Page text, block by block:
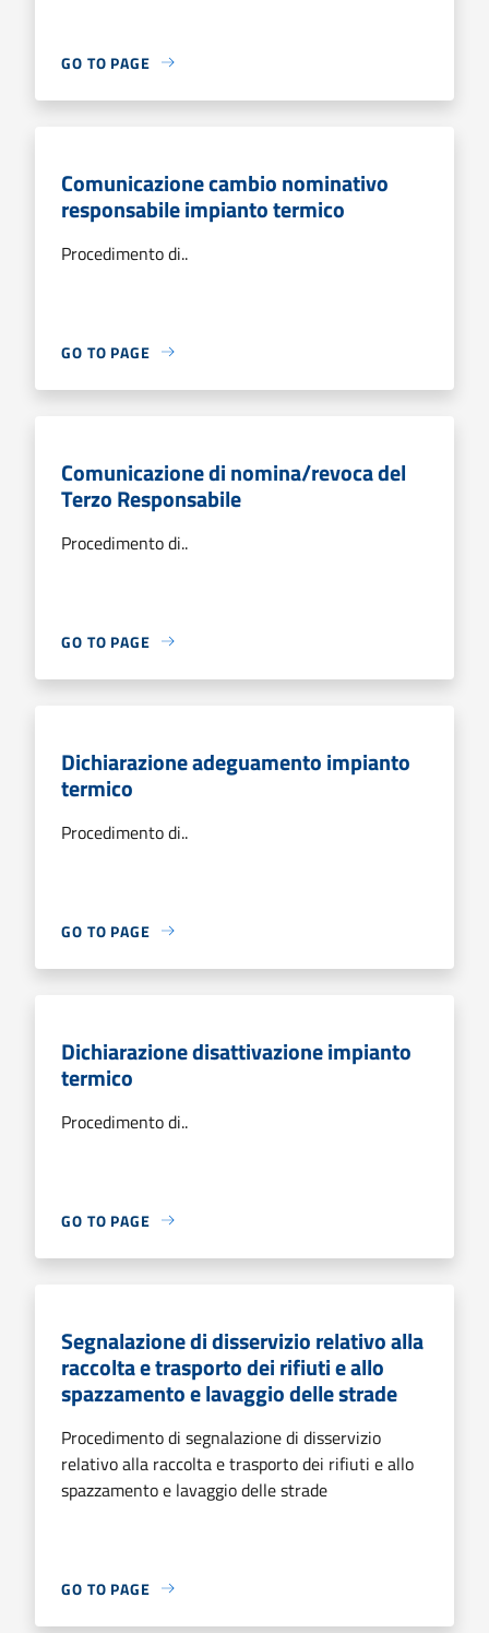
GO TO PAGE
Comunicazione cambio nominativo
responsabile impianto termico
Procedimento di..
GO TO PAGE
Comunicazione di nomina/revoca del
Terzo Responsabile
Procedimento di..
GO TO PAGE
Dichiarazione adeguamento impianto
termico
Procedimento di..
GO TO PAGE
Dichiarazione disattivazione impianto
termico
Procedimento di..
GO TO PAGE
Segnalazione di disservizio relativo alla
raccolta e trasporto dei rifiuti e allo
spazzamento e lavaggio delle strade
Procedimento di segnalazione di disservizio
relativo alla raccolta e trasporto dei rifiuti e allo
spazzamento e lavaggio delle strade
GO TO PAGE